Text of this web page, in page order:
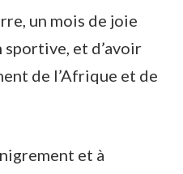
un mois de joie
et d’avoir
de l’Afrique et de
et à